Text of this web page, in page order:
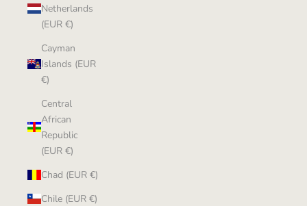
Netherlands
(EUR €)
Cayman
Islands (EUR
€)
Central
African
Republic
(EUR €)
Chad (EUR €)
Chile (EUR €)